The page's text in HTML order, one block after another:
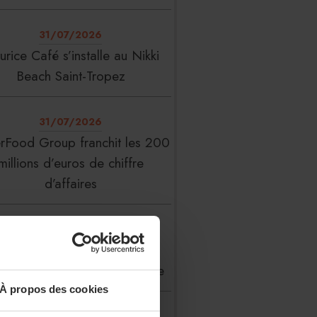
À propos des cookies
31/07/2026
Café s’installe au Nikki
Beach Saint-Tropez
31/07/2026
Group franchit les 200
d’euros de chiffre
d’affaires
31/07/2026
Liste : La Réserve Paris de
meilleur hôtel du monde